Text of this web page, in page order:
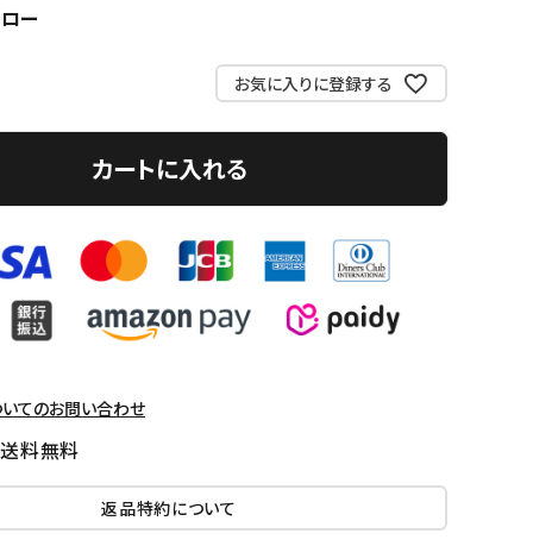
ー
お気に入りに登録する
カートに入れる
てのお問い合わせ
料無料
返品特約について